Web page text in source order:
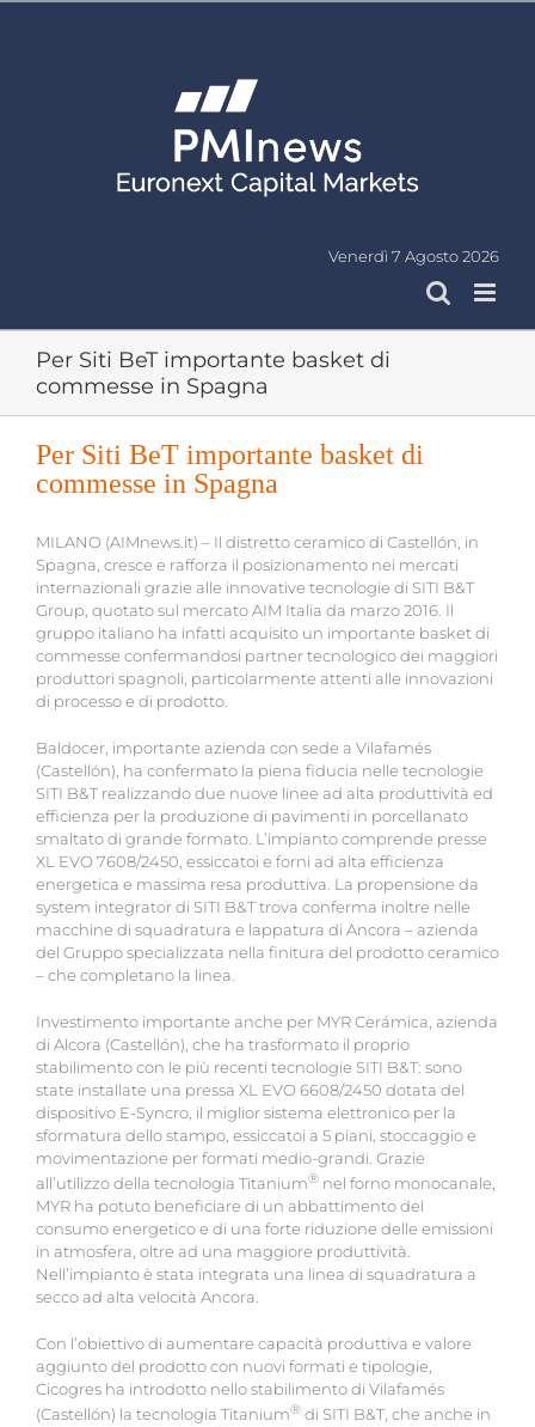
Venerdì 7 Agosto 2026
Per Siti BeT importante basket di
commesse in Spagna
Per Siti BeT importante basket di
commesse in Spagna
MILANO (AIMnews.it) – Il distretto ceramico di Castellón, in
Spagna, cresce e rafforza il posizionamento nei mercati
internazionali grazie alle innovative tecnologie di SITI B&T
Group, quotato sul mercato AIM Italia da marzo 2016. Il
gruppo italiano ha infatti acquisito un importante basket di
commesse confermandosi partner tecnologico dei maggiori
produttori spagnoli, particolarmente attenti alle innovazioni
di processo e di prodotto.
Baldocer, importante azienda con sede a Vilafamés
(Castellón), ha confermato la piena fiducia nelle tecnologie
SITI B&T realizzando due nuove linee ad alta produttività ed
efficienza per la produzione di pavimenti in porcellanato
smaltato di grande formato. L’impianto comprende presse
XL EVO 7608/2450, essiccatoi e forni ad alta efficienza
energetica e massima resa produttiva. La propensione da
system integrator di SITI B&T trova conferma inoltre nelle
macchine di squadratura e lappatura di Ancora – azienda
del Gruppo specializzata nella finitura del prodotto ceramico
– che completano la linea.
Investimento importante anche per MYR Cerámica, azienda
di Alcora (Castellón), che ha trasformato il proprio
stabilimento con le più recenti tecnologie SITI B&T: sono
state installate una pressa XL EVO 6608/2450 dotata del
dispositivo E-Syncro, il miglior sistema elettronico per la
sformatura dello stampo, essiccatoi a 5 piani, stoccaggio e
movimentazione per formati medio-grandi. Grazie
all’utilizzo della tecnologia Titanium® nel forno monocanale,
MYR ha potuto beneficiare di un abbattimento del
consumo energetico e di una forte riduzione delle emissioni
in atmosfera, oltre ad una maggiore produttività.
Nell’impianto è stata integrata una linea di squadratura a
secco ad alta velocità Ancora.
Con l’obiettivo di aumentare capacità produttiva e valore
aggiunto del prodotto con nuovi formati e tipologie,
Cicogres ha introdotto nello stabilimento di Vilafamés
(Castellón) la tecnologia Titanium® di SITI B&T, che anche in